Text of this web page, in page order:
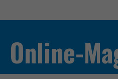
Online-